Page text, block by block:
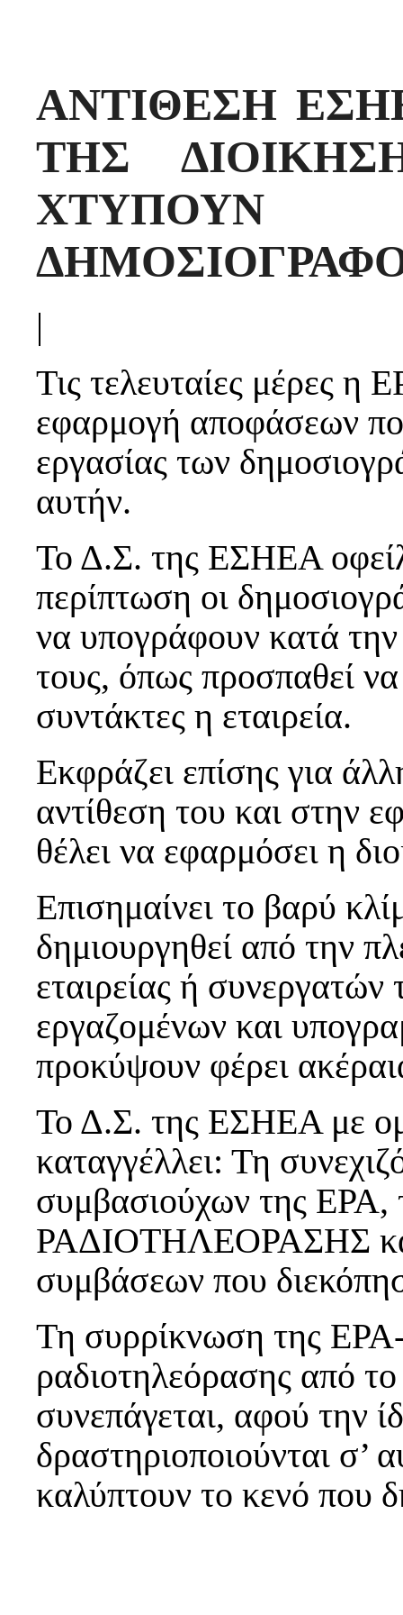
ΑΝΤΙΘΕΣΗ
ΤΗΣ
|
Τις τελευταίες μέρες η
εφαρμογή αποφάσεων
εργασίας των
αυτήν.
Το Δ.Σ. της ΕΣΗΕΑ
περίπτωση οι
να υπογράφουν κατά
τους, όπως προσπαθεί
συντάκτες η εταιρεία.
Εκφράζει επίσης για
αντίθεση του και στην
θέλει να εφαρμόσει η
Επισημαίνει το βαρύ
δημιουργηθεί από την
εταιρείας ή
εργαζομένων και
προκύψουν φέρει
Το Δ.Σ. της ΕΣΗΕΑ με
καταγγέλλει: Τη
συμβασιούχων της
ΡΑΔΙΟΤΗΛΕΟΡΑΣΗΣ
συμβάσεων που
Τη συρρίκνωση της
ραδιοτηλεόρασης από
συνεπάγεται, αφού την
δραστηριοποιούνται σ’
καλύπτουν το κενό που